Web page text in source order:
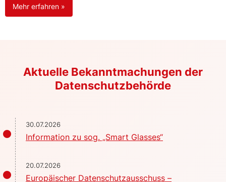
Mehr erfahren »
Aktuelle Bekanntmachungen der
Datenschutzbehörde
30.07.2026
Information zu sog. „Smart Glasses“
20.07.2026
Europäischer Datenschutzausschuss –